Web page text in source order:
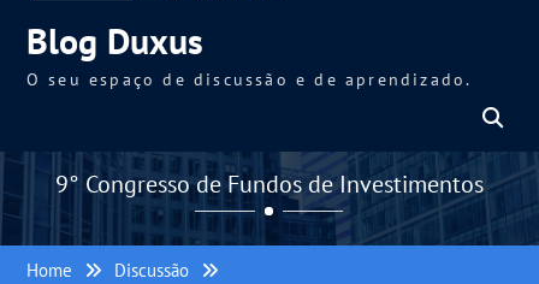
Blog Duxus
O seu espaço de discussão e de aprendizado.
9° Congresso de Fundos de Investimentos
Home
Discussão